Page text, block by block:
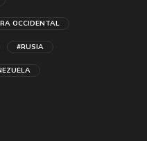
OCCIDENTAL
#RUSIA